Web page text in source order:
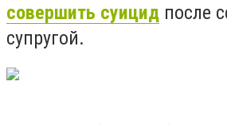
совершить суицид после
супругой.